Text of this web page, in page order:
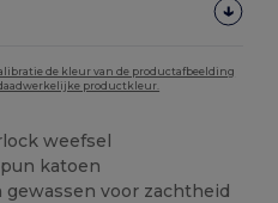
de kleur van de productafbeelding
productkleur.
weefsel
katoen
voor zachtheid